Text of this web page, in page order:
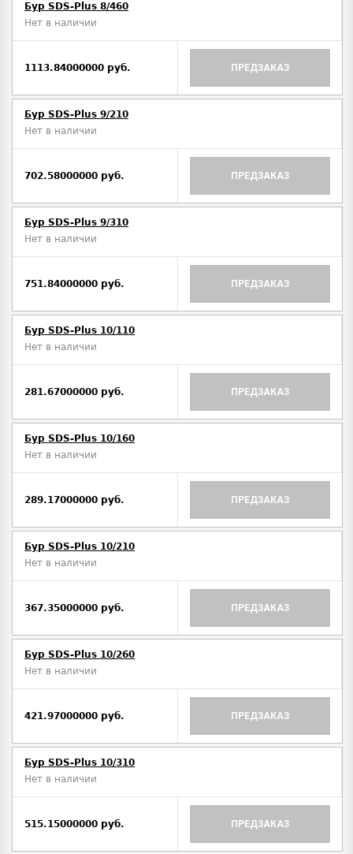
Бур SDS-Plus 8/460
Нет в наличии
1113.84000000 руб. ПРЕДЗАКАЗ
Бур SDS-Plus 9/210
Нет в наличии
702.58000000 руб. ПРЕДЗАКАЗ
Бур SDS-Plus 9/310
Нет в наличии
751.84000000 руб. ПРЕДЗАКАЗ
Бур SDS-Plus 10/110
Нет в наличии
281.67000000 руб. ПРЕДЗАКАЗ
Бур SDS-Plus 10/160
Нет в наличии
289.17000000 руб. ПРЕДЗАКАЗ
Бур SDS-Plus 10/210
Нет в наличии
367.35000000 руб. ПРЕДЗАКАЗ
Бур SDS-Plus 10/260
Нет в наличии
421.97000000 руб. ПРЕДЗАКАЗ
Бур SDS-Plus 10/310
Нет в наличии
515.15000000 руб. ПРЕДЗАКАЗ